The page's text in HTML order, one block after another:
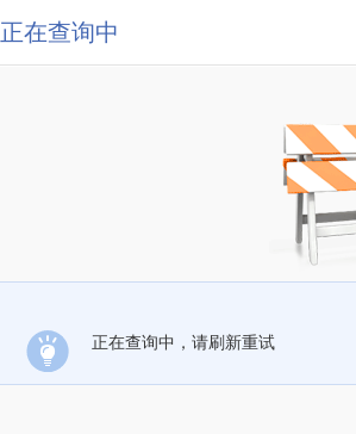
正在查询中
正在查询中，请刷新重试